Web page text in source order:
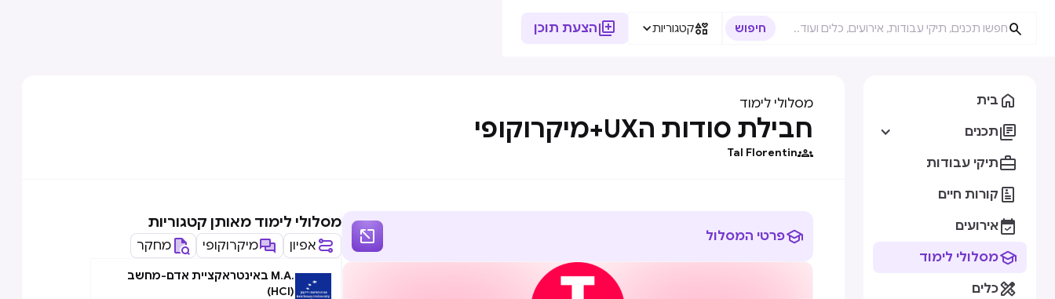

קטגוריות הצעת תוכן
 בית
תכנים
תיקי עבודות
 קורות חיים
אירועים
מסלולי לימוד
כלים
מסלולי לימוד
חבילת סודות הUX+מיקרוקופי

Tal Florentin
פרטי המסלול 
מסלולי לימוד מאותן קטגוריות
אפיון מיקרוקופי מחקר
.M.A באינטראקציית אדם-מחשב
(HCI)